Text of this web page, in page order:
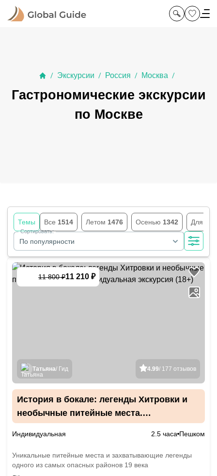
/ Экскурсии / Россия / Москва /
Гастрономические экскурсии
по Москве
Темы Все 1514 Летом 1476 Осенью 1342 Для
По популярности
Сортировать:
11 800 ₽11 210 ₽
4.99/ 177 отзывов
Татьяна/ Гид
История в бокале: легенды Хитровки и
необычные питейные места.
Индивидуальная 2.5 часа Пешком
Уникальные питейные места и захватывающие легенды
одного из самых опасных районов 19 века